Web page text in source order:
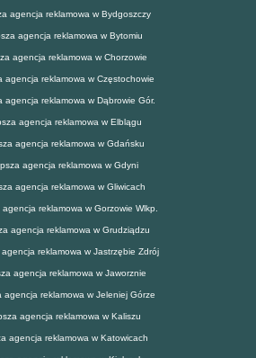
agencja reklamowa w Bydgoszczy
agencja reklamowa w Bytomiu
agencja reklamowa w Chorzowie
agencja reklamowa w Częstochowie
agencja reklamowa w Dąbrowie Gór.
agencja reklamowa w Elblągu
agencja reklamowa w Gdańsku
agencja reklamowa w Gdyni
agencja reklamowa w Gliwicach
reklamowa w Gorzowie Wlkp.
agencja reklamowa w Grudziądzu
reklamowa w Jastrzębie Zdrój
agencja reklamowa w Jaworznie
agencja reklamowa w Jeleniej Górze
agencja reklamowa w Kaliszu
agencja reklamowa w Katowicach